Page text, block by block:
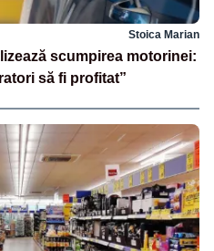
Stoica Marian
scumpirea motorinei:
să fi profitat”